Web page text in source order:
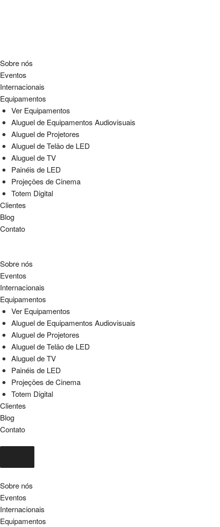
Sobre nós
Eventos
Internacionais
Equipamentos
Ver Equipamentos
Aluguel de Equipamentos Audiovisuais
Aluguel de Projetores
Aluguel de Telão de LED
Aluguel de TV
Painéis de LED
Projeções de Cinema
Totem Digital
Clientes
Blog
Contato
Sobre nós
Eventos
Internacionais
Equipamentos
Ver Equipamentos
Aluguel de Equipamentos Audiovisuais
Aluguel de Projetores
Aluguel de Telão de LED
Aluguel de TV
Painéis de LED
Projeções de Cinema
Totem Digital
Clientes
Blog
Contato
Sobre nós
Eventos
Internacionais
Equipamentos